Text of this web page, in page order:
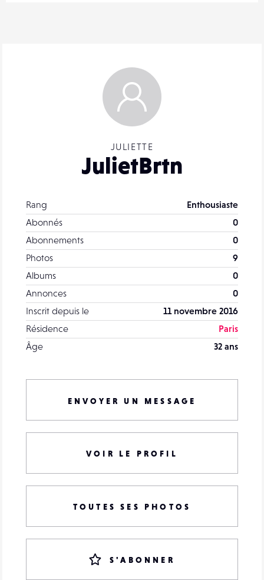
JULIETTE
JulietBrtn
Rang
Enthousiaste
Abonnés
0
Abonnements
0
Photos
9
Albums
0
Annonces
0
Inscrit depuis le
11 novembre 2016
Résidence
Paris
Âge
32 ans
ENVOYER UN MESSAGE
VOIR LE PROFIL
TOUTES SES PHOTOS
S'ABONNER